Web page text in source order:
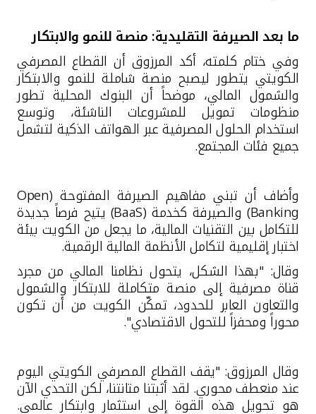
ما بعد الصيرفة التقليدية: منصة للنمو والابتكار
وفي ختام كلمته، أكد المرزوق أن القطاع المصرفي
الكويتي يتطور ليصبح منصة شاملة للنمو والابتكار
والشمول المالي، موضحاً أن البنوك المحلية تطور
منظومات تمويل للمشروعات الناشئة، وتوسع
استخدام الحلول المصرفية عبر الهواتف الذكية لتشمل
جميع فئات المجتمع.
وأضاف أن تبني مفاهيم الصيرفة المفتوحة (Open
Banking) والصيرفة كخدمة(BaaS) يتيح فرصاً جديدة
للتكامل بين التقنيات المالية، ما يجعل من الكويت بيئة
اختبار إقليمية لتكامل الأنظمة المالية الرقمية.
وقال: "بهذا الشكل، يتحول نظامنا المالي من مجرد
قناة مصرفية إلى منصة متكاملة للابتكار والشمول
والتعاون العابر للحدود، تمكّن الكويت من أن تكون
محوراً ومحفزاً للتحول الاقتصادي".
وقال المرزوق: "يقف القطاع المصرفي الكويتي اليوم
عند منعطف محوري. لقد أثبتنا متانتنا، لكن التحدي الآن
هو تحويل هذه القوة إلى استثمار وابتكار عالمي.